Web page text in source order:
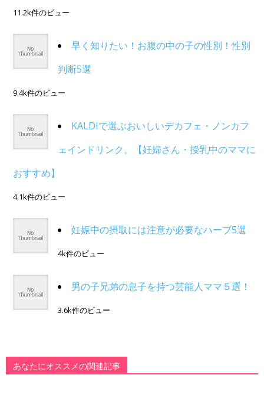
11.2k件のビュー
早く知りたい！お腹の中の子の性別！性別
判断5選
9.4k件のビュー
KALDIで選ぶおいしいデカフェ・ノンカフ
ェインドリンク。【妊婦さん・授乳中のママに
おすすめ】
4.1k件のビュー
妊娠中の摂取には注意が必要なハーブ5選
4k件のビュー
男の子兄弟の息子を持つ芸能人ママ５選！
3.6k件のビュー
あなたにオススメの関連記事